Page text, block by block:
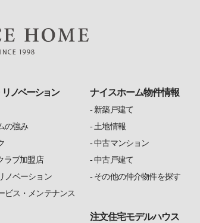
リノベーション
の強み
ラブ加盟店
ノベーション
ビス・メンテナンス
ナイスホーム物件情報
新築戸建て
土地情報
中古マンション
中古戸建て
その他の仲介物件を探す
注文住宅モデルハウス